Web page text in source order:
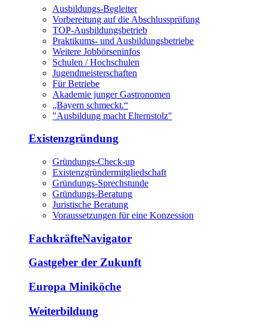
Ausbildungs-Begleiter
Vorbereitung auf die Abschlussprüfung
TOP-Ausbildungsbetrieb
Praktikums- und Ausbildungsbetriebe
Weitere Jobbörseninfos
Schulen / Hochschulen
Jugendmeisterschaften
Für Betriebe
Akademie junger Gastronomen
„Bayern schmeckt.“
"Ausbildung macht Elternstolz"
Existenzgründung
Gründungs-Check-up
Existenzgründermitgliedschaft
Gründungs-Sprechstunde
Gründungs-Beratung
Juristische Beratung
Voraussetzungen für eine Konzession
FachkräfteNavigator
Gastgeber der Zukunft
Europa Miniköche
Weiterbildung